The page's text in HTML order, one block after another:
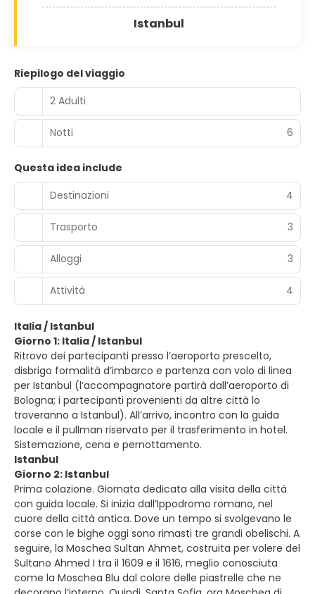
Istanbul
Riepilogo del viaggio
2 Adulti
Notti 6
Questa idea include
Destinazioni
4
Trasporto 3
Alloggi 3
Attività 4
Italia / Istanbul
Giorno 1: Italia / Istanbul
Ritrovo dei partecipanti presso l’aeroporto prescelto,
disbrigo formalità d’imbarco e partenza con volo di linea
per Istanbul (l’accompagnatore partirà dall’aeroporto di
Bologna; i partecipanti provenienti da altre città lo
troveranno a Istanbul). All’arrivo, incontro con la guida
locale e il pullman riservato per il trasferimento in hotel.
Sistemazione, cena e pernottamento.
Istanbul
Giorno 2: Istanbul
Prima colazione. Giornata dedicata alla visita della città
con guida locale. Si inizia dall’Ippodromo romano, nel
cuore della città antica. Dove un tempo si svolgevano le
corse con le bighe oggi sono rimasti tre grandi obelischi. A
seguire, la Moschea Sultan Ahmet, costruita per volere del
Sultano Ahmed I tra il 1609 e il 1616, meglio conosciuta
come la Moschea Blu dal colore delle piastrelle che ne